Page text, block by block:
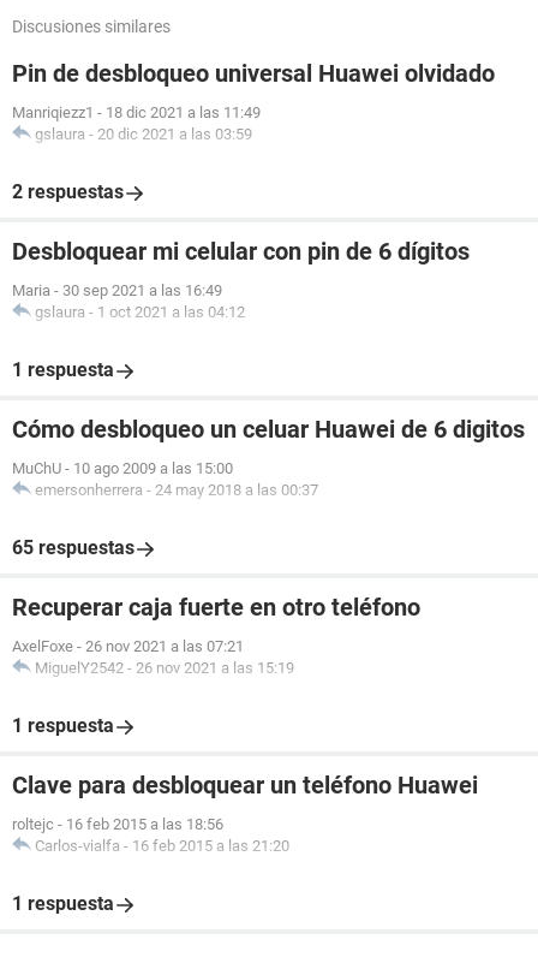
Discusiones similares
Pin de desbloqueo universal Huawei olvidado
Manriqiezz1 - 18 dic 2021 a las 11:49
gslaura - 20 dic 2021 a las 03:59
2 respuestas
Desbloquear mi celular con pin de 6 dígitos
Maria - 30 sep 2021 a las 16:49
gslaura - 1 oct 2021 a las 04:12
1 respuesta
Cómo desbloqueo un celuar Huawei de 6 digitos
MuChU - 10 ago 2009 a las 15:00
emersonherrera - 24 may 2018 a las 00:37
65 respuestas
Recuperar caja fuerte en otro teléfono
AxelFoxe - 26 nov 2021 a las 07:21
MiguelY2542 - 26 nov 2021 a las 15:19
1 respuesta
Clave para desbloquear un teléfono Huawei
roltejc - 16 feb 2015 a las 18:56
Carlos-vialfa - 16 feb 2015 a las 21:20
1 respuesta